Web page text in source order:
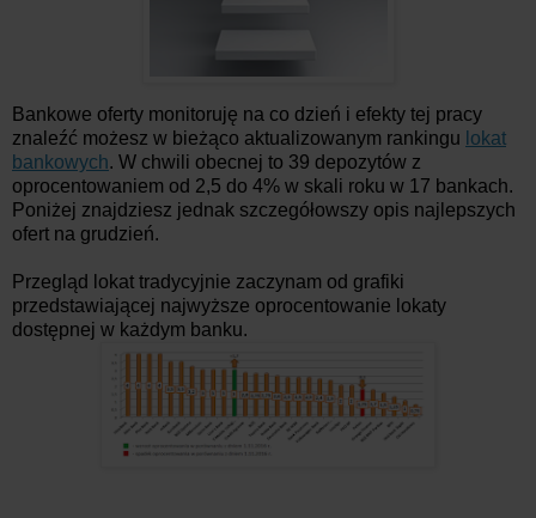
Bankowe oferty monitoruję na co dzień i efekty tej pracy
znaleźć możesz w bieżąco aktualizowanym rankingu lokat
bankowych. W chwili obecnej to 39 depozytów z
oprocentowaniem od 2,5 do 4% w skali roku w 17 bankach.
Poniżej znajdziesz jednak szczegółowszy opis najlepszych
ofert na grudzień.
Przegląd lokat tradycyjnie zaczynam od grafiki
przedstawiającej najwyższe oprocentowanie lokaty
dostępnej w każdym banku.